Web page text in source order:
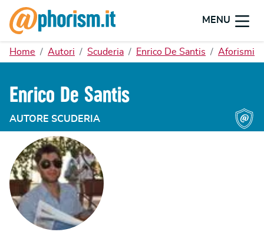
MENU
Home Autori Scuderia Enrico De Santis Aforismi
Enrico De Santis
AUTORE SCUDERIA